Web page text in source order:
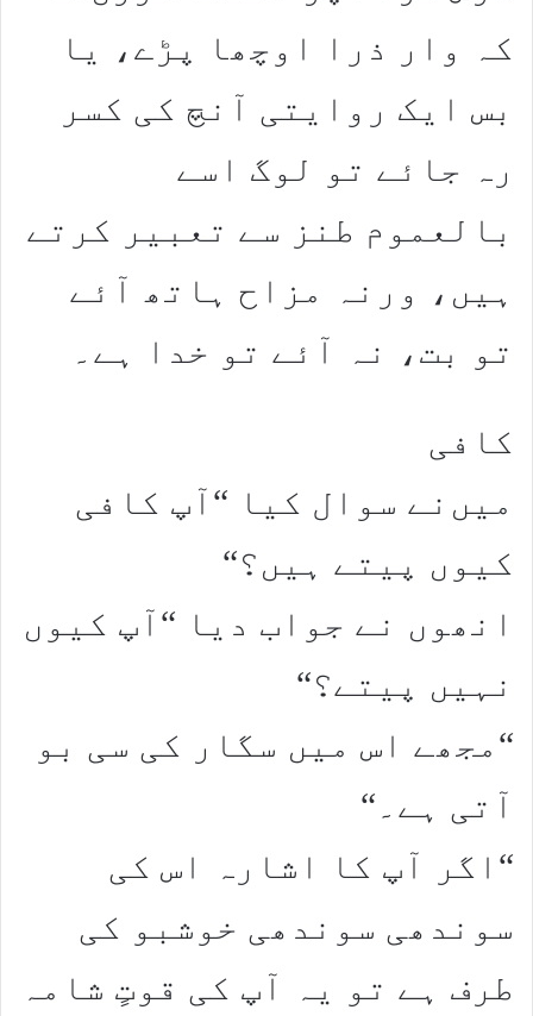
کہ وار ذرا اوچھا پڑے، یا
بس ایک روایتی آنچ کی کسر
رہ جائے تو لوگ اسے
بالعموم طنز سے تعبیر کرتے
ہیں، ورنہ مزاح ہاتھ آئے
تو بت، نہ آئے تو خدا ہے۔
کافی
میں‌نے سوال کیا “آپ کافی
کیوں ‌پیتے ہیں؟“
انھوں نے جواب دیا “آپ کیوں‌
نہیں پیتے؟“
“مجھے اس میں‌ سگار کی سی بو
آتی ہے۔“
“اگر آپ کا اشارہ اس کی
سوندھی سوندھی خوشبو کی
طرف ہے تو یہ آپ کی قوتٍ شامہ